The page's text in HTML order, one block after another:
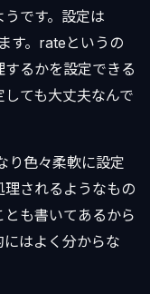
です。設定は
す。rateというの
るかを設定できる
ても大丈夫なんで
り色々柔軟に設定
されるようなもの
も書いてあるから
はよく分からな